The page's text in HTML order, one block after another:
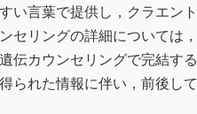
い言葉で提供し，クラエン
セリングの詳細については
伝カウンセリングで完結す
られた情報に伴い，前後し